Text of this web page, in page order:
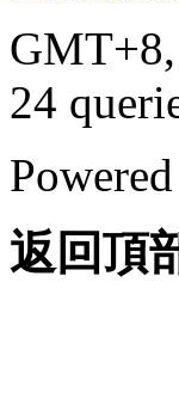
24
返回頂